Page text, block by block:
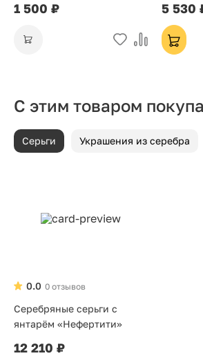
1 500 ₽ 5 530
С этим товаром
Серьги Украшения из серебра
0 отзывов
0.0
Серебряные серьги с
янтарём «Нефертити»
12 210 ₽